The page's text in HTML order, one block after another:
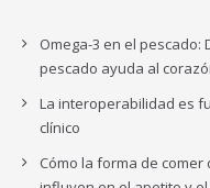
Omega-3 en el pescado:
pescado ayuda al
La interoperabilidad es
clínico
Cómo la forma de